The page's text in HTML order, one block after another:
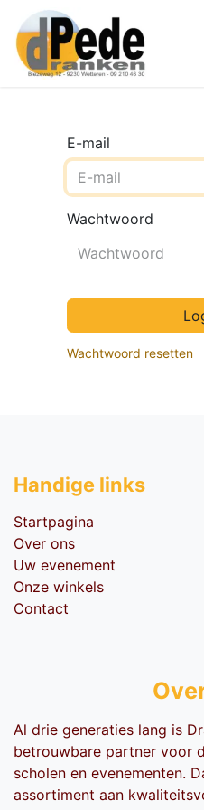
E-mail
Wachtwoord
Wachtwoord resetten
Handige li​nks
Startpagina
Over ons
Uw evenement
Onze winkels
Contact
Al drie generaties lang is
betrouwbare partner voor
scholen en evenementen.
assortiment aan